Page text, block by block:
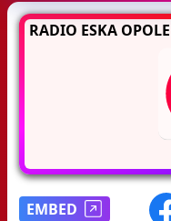
RADIO ESKA OPOLE
EMBED